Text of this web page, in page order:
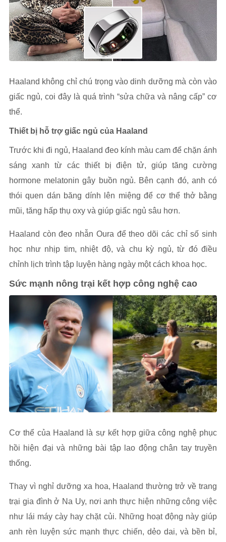
Haaland không chỉ chú trọng vào dinh dưỡng mà còn vào
giấc ngủ, coi đây là quá trình “sửa chữa và nâng cấp” cơ
thể.
Thiết bị hỗ trợ giấc ngủ của Haaland
Trước khi đi ngủ, Haaland đeo kính màu cam để chặn ánh
sáng xanh từ các thiết bị điện tử, giúp tăng cường
hormone melatonin gây buồn ngủ. Bên cạnh đó, anh có
thói quen dán băng dính lên miệng để cơ thể thở bằng
mũi, tăng hấp thụ oxy và giúp giấc ngủ sâu hơn.
Haaland còn đeo nhẫn Oura để theo dõi các chỉ số sinh
học như nhịp tim, nhiệt độ, và chu kỳ ngủ, từ đó điều
chỉnh lịch trình tập luyện hàng ngày một cách khoa học.
Sức mạnh nông trại kết hợp công nghệ cao
Cơ thể của Haaland là sự kết hợp giữa công nghệ phục
hồi hiện đại và những bài tập lao động chân tay truyền
thống.
Thay vì nghỉ dưỡng xa hoa, Haaland thường trở về trang
trại gia đình ở Na Uy, nơi anh thực hiện những công việc
như lái máy cày hay chặt củi. Những hoạt động này giúp
anh rèn luyện sức mạnh thực chiến, dẻo dai, và bền bỉ,